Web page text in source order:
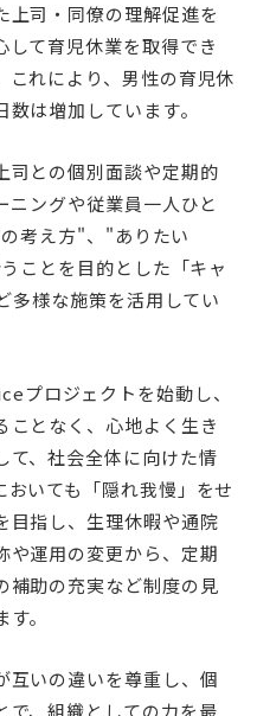
上司・同僚の理解促進を
して育児休業を取得でき
これにより、男性の育児休
は増加しています。
司との個別面談や定期的
ニングや従業員一人ひと
考え方"、"ありたい
ことを目的とした「キャ
多様な施策を活用してい
プロジェクトを始動し、
ことなく、心地よく生き
て、社会全体に向けた情
いても「隠れ我慢」をせ
目指し、生理休暇や通院
や運用の変更から、定期
補助の充実など制度の見
。
互いの違いを尊重し、個
で、組織としての力を最